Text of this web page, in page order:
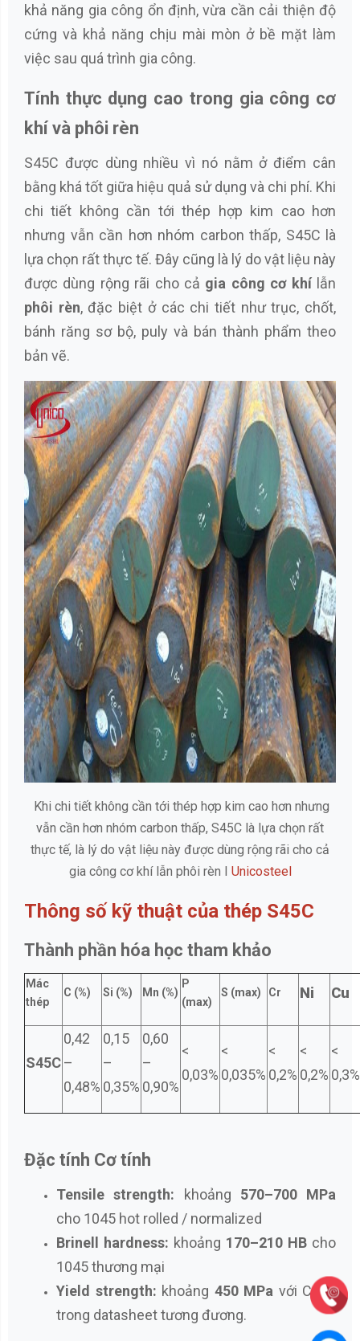
khả năng gia công ổn định, vừa cần cải thiện độ
cứng và khả năng chịu mài mòn ở bề mặt làm
việc sau quá trình gia công.
Tính thực dụng cao trong gia công cơ
khí và phôi rèn
S45C được dùng nhiều vì nó nằm ở điểm cân
bằng khá tốt giữa hiệu quả sử dụng và chi phí. Khi
chi tiết không cần tới thép hợp kim cao hơn
nhưng vẫn cần hơn nhóm carbon thấp, S45C là
lựa chọn rất thực tế. Đây cũng là lý do vật liệu này
được dùng rộng rãi cho cả gia công cơ khílẫn
phôi rèn, đặc biệt ở các chi tiết như trục, chốt,
bánh răng sơ bộ, puly và bán thành phẩm theo
bản vẽ.
Khi chi tiết không cần tới thép hợp kim cao hơn nhưng
vẫn cần hơn nhóm carbon thấp, S45C là lựa chọn rất
thực tế, là lý do vật liệu này được dùng rộng rãi cho cả
gia công cơ khí lẫn phôi rèn I Unicosteel
Thông số kỹ thuật của thép S45C
Thành phần hóa học tham khảo
Mác
thép
C (%) Si (%) Mn (%)
P
(max)
S (max) Cr Ni Cu
S45C
0,42
–
0,48%
0,15
–
0,35%
0,60
–
0,90%
<
0,03%
<
0,035%
<
0,2%
<
0,2%
<
0,3%
Đặc tính Cơ tính
Tensile strength: khoảng 570–700 MPa
cho 1045 hot rolled / normalized
Brinell hardness: khoảng 170–210 HB cho
1045 thương mại
Yield strength: khoảng 450 MPa với C45E
trong datasheet tương đương.